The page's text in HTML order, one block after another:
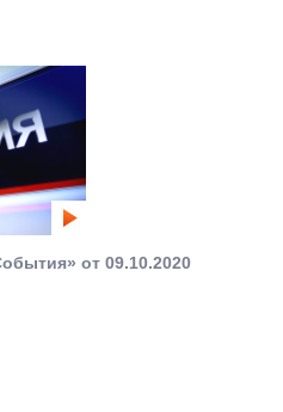
от 09.10.2020